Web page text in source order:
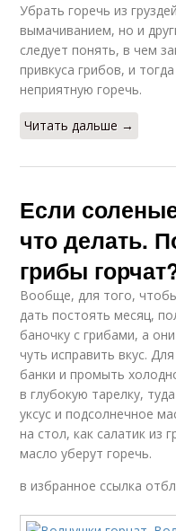
Убрать горечь из
вымачиванием, но и
следует понять, в чем
привкуса грибов, и
неприятную горечь.
Читать дальше →
Если
что делать.
грибы
Вообще, для того,
дать постоять месяц,
баночку с грибами, а
чуть исправить вкус.
банки и промыть
в глубокую тарелку,
уксус и подсолнечное
на стол, как салатик из
масло уберут горечь.
в избранное ссылка